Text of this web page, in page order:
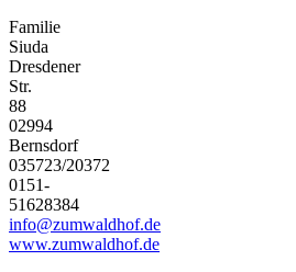
Familie
Siuda
Dresdener
Str.
88
02994
Bernsdorf
035723/20372
0151-
51628384
info@zumwaldhof.de
www.zumwaldhof.de